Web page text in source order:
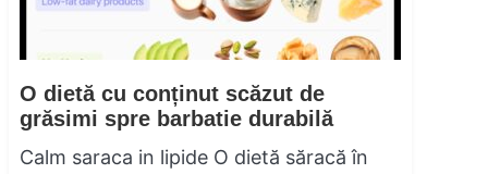
O dietă cu conținut scăzut de
grăsimi spre barbatie durabilă
Calm saraca in lipide O dietă săracă în